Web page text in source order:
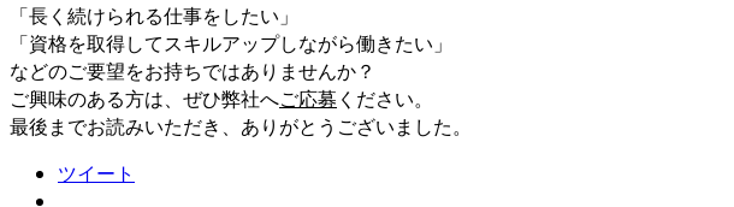
「長く続けられる仕事をしたい」
「資格を取得してスキルアップしながら働きたい」
などのご要望をお持ちではありませんか？
ご興味のある方は、ぜひ弊社へご応募 ください。
最後までお読みいただき、ありがとうございました。
ツイート